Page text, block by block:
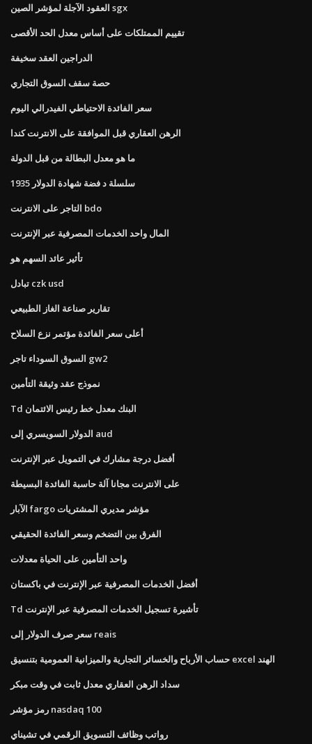
العقود الآجلة لمؤشر الصين sgx
تقييم الممتلكات على أساس معدل الحد الأقصى
الدراجين العقد سخيفة
حصة سقف السوق التجاري
سعر الفائدة الاحتياطي الفيدرالي اليوم
الرهن العقاري قبل الموافقة على الانترنت كندا
ما هو معدل البطالة من قبل الدولة
1935 سلسلة د فضة شهادة الدولار
التاجر على الانترنت bdo
المال واحد الخدمات المصرفية عبر الإنترنت
تأثير عائد السهم هو
تبادل czk usd
تقارير صناعة الغاز الطبيعي
أعلى سعر الفائدة مؤتمر نزع السلاح
السوق السوداء تاجر gw2
نموذج عقد وثيقة التأمين
Td البنك معدل خط رئيس الائتمان
الدولار السويسري إلى aud
أفضل درجة مشارك في التمويل عبر الإنترنت
على الانترنت مجانا آلة حاسبة الفائدة البسيطة
الآبار fargo مؤشر مديري المشتريات
الفرق بين التضخم وسعر الفائدة الحقيقي
واحد التأمين على الحياة معدلات
أفضل الخدمات المصرفية عبر الإنترنت في باكستان
Td تأشيرة تسجيل الخدمات المصرفية عبر الإنترنت
سعر صرف الدولار إلى reais
حساب الأرباح والخسائر التجارية والميزانية العمومية بتنسيق excel الهند
سداد الرهن العقاري معدل ثابت في وقت مبكر
رمز مؤشر nasdaq 100
رواتب وظائف التسويق الرقمي في تشيناي